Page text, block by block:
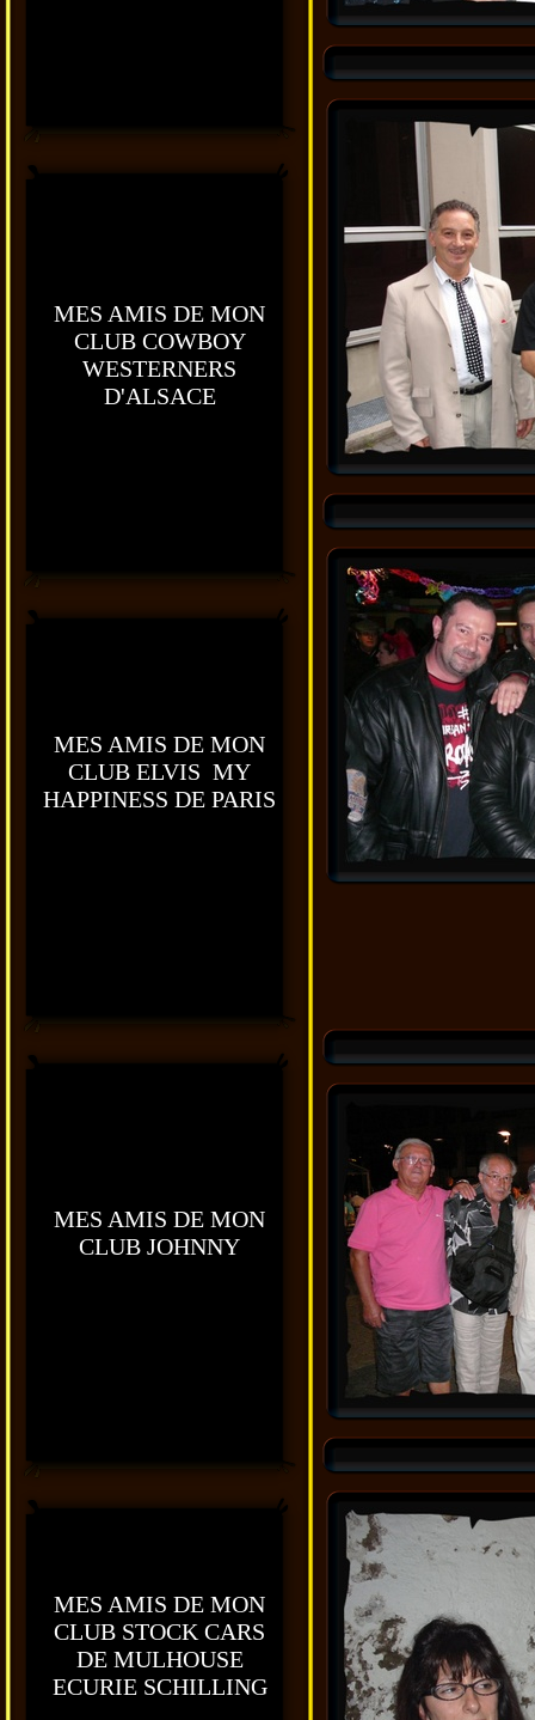
MES AMIS DE MON
CLUB COWBOY
WESTERNERS
D'ALSACE
MES AMIS DE MON
CLUB ELVIS MY
HAPPINESS DE PARIS
MES AMIS DE MON
CLUB JOHNNY
MES AMIS DE MON
CLUB STOCK CARS
DE MULHOUSE
ECURIE SCHILLING